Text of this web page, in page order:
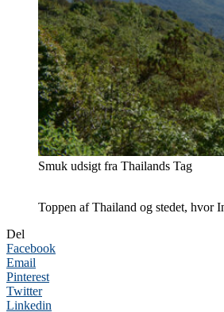
Smuk udsigt fra Thailands Tag
Toppen af Thailand og stedet, hvor
Del
Facebook
Email
Pinterest
Twitter
Linkedin